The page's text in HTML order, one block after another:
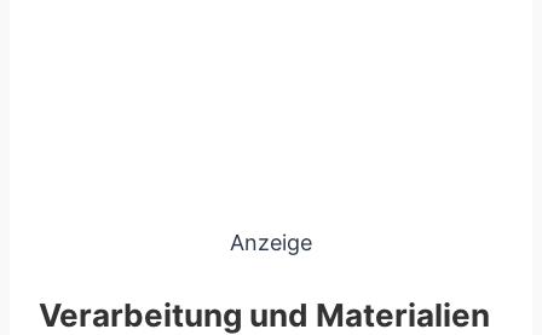
Anzeige
Verarbeitung und Materialien